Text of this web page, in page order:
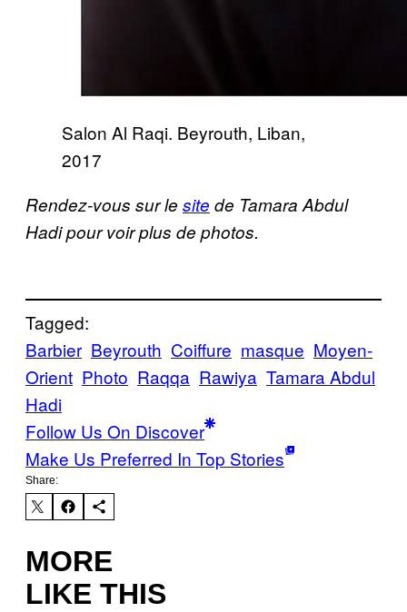
Salon Al Raqi. Beyrouth, Liban,
2017
Rendez-vous sur le site de Tamara Abdul
Hadi pour voir plus de photos.
Tagged:
Barbier Beyrouth Coiffure masque Moyen-
Orient Photo Raqqa Rawiya Tamara Abdul
Hadi
Follow Us On Discover
Make Us Preferred In Top Stories
Share:
MORE
LIKE THIS